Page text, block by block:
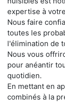
expertise à
Nous faire
toutes les
l'élimination de
Nous vous
pour anéantir
quotidien.
En mettant en
combinés à la